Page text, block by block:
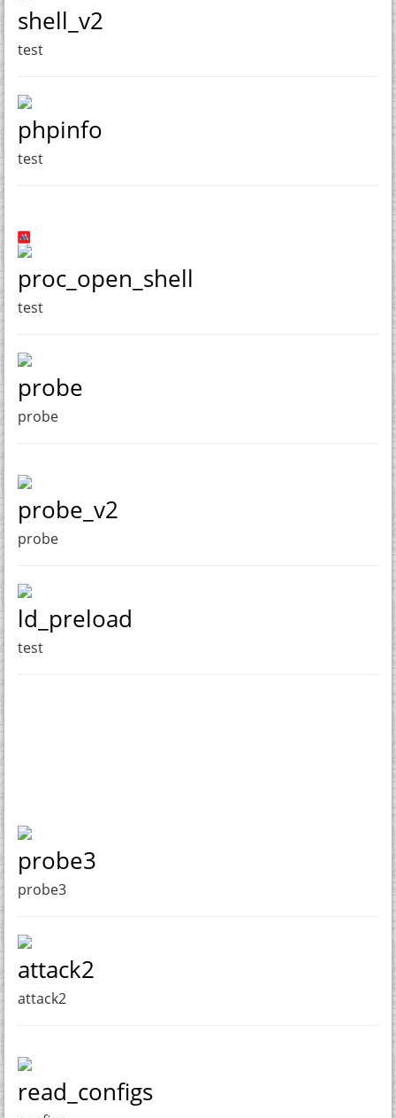
shell_v2
test
phpinfo
test
proc_open_shell
test
probe
probe
probe_v2
probe
ld_preload
test
probe3
probe3
attack2
attack2
read_configs